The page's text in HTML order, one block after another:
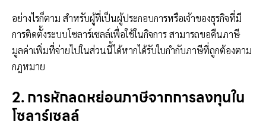
อย่างไรก็ตาม สำหรับผู้ที่เป็นผู้ประกอบการหรือเจ้าของธุรกิจที่มี
การติดตั้งระบบโซลาร์เซลล์เพื่อใช้ในกิจการ สามารถขอคืนภาษี
มูลค่าเพิ่มที่จ่ายไปในส่วนนี้ได้หากได้รับใบกำกับภาษีที่ถูกต้องตาม
กฎหมาย
2. การหักลดหย่อนภาษีจากการลงทุนใน
โซลาร์เซลล์